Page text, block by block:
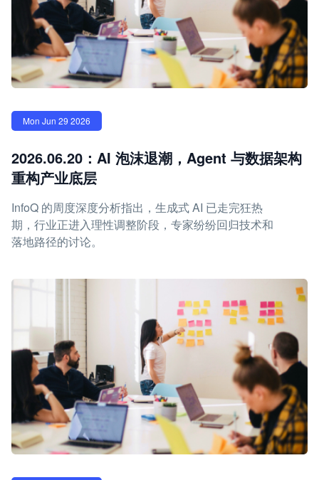
Mon Jun 29 2026
2026.06.20：AI 泡沫退潮，Agent 与数据架构
重构产业底层
InfoQ 的周度深度分析指出，生成式 AI 已走完狂热
期，行业正进入理性调整阶段，专家纷纷回归技术和
落地路径的讨论。